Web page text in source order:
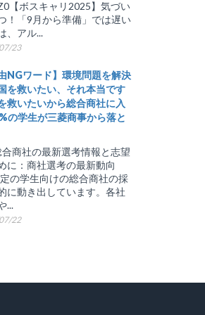
【ボスキャリ2025】気づい
！「9月から準備」では遅い
、アル...
23
NGワード】環境問題を解決
を救いたい、それ本当です
救いたいから総合商社に入
の学生が三菱商事から落と
商社の最新選考情報と志望
に：商社選考の最新動向
の学生向けの総合商社の採
に動き出しています。各社
...
22